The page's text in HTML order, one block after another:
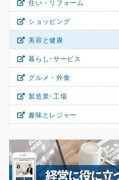
住い・リフォーム
ショッピング
美容と健康
暮らし･サービス
グルメ・外食
製造業･工場
趣味とレジャー